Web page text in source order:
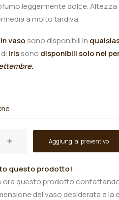
leggermente dolce.Altezza
a molto tardiva.
vaso sono disponibili in
di Irissono disponibili solo nel
Aggiungi al preventivo
questo prodotto!
ora questo prodotto
del vaso desiderata e la